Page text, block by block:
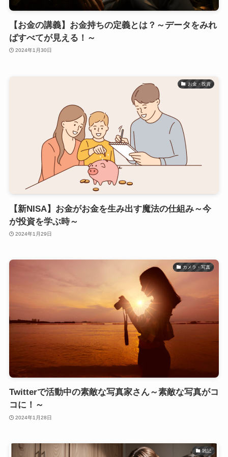
【お金の講義】お金持ちの定義とは？～データをみれ
ばすべてが見える！～
2024年1月30日
お金・投資
【新NISA】お金がお金を生み出す魔法の仕組み～今
が投資を学ぶ時～
2024年1月29日
カメラ・写真
Twitterで活動中の素敵な写真家さん～素敵な写真がコ
コに！～
2024年1月28日
雑記